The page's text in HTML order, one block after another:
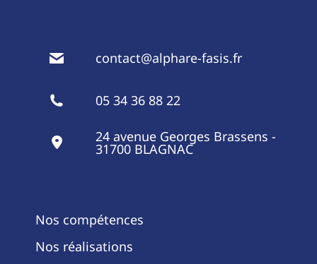
contact@alphare-fasis.fr
05 34 36 88 22
24 avenue Georges Brassens -
31700 BLAGNAC
Nos compétences
Nos réalisations